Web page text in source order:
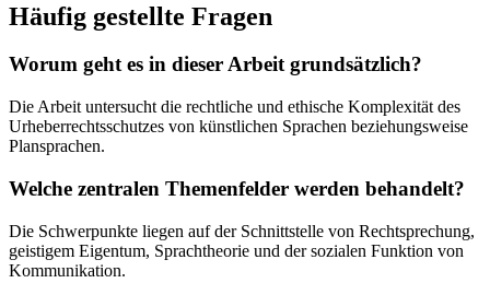
Häufig gestellte Fragen
Worum geht es in dieser Arbeit grundsätzlich?
Die Arbeit untersucht die rechtliche und ethische Komplexität des
Urheberrechtsschutzes von künstlichen Sprachen beziehungsweise
Plansprachen.
Welche zentralen Themenfelder werden behandelt?
Die Schwerpunkte liegen auf der Schnittstelle von Rechtsprechung,
geistigem Eigentum, Sprachtheorie und der sozialen Funktion von
Kommunikation.